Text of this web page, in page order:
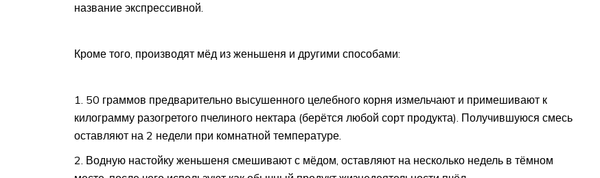
название экспрессивной.
Кроме того, производят мёд из женьшеня и другими способами:
50 граммов предварительно высушенного целебного корня измельчают и примешивают к
килограмму разогретого пчелиного нектара (берётся любой сорт продукта). Получившуюся смесь
оставляют на 2 недели при комнатной температуре.
Водную настойку женьшеня смешивают с мёдом, оставляют на несколько недель в тёмном